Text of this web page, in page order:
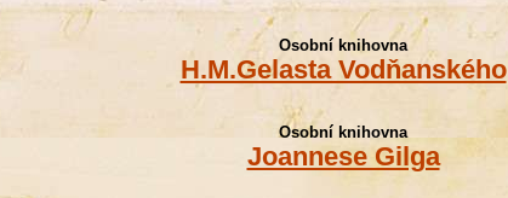
Osobní knihovna
H.M.Gelasta Vodňanského
Osobní knihovna
Joannese Gilga